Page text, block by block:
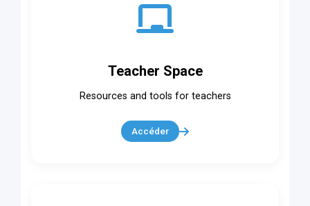
Teacher Space
Resources and tools for teachers
Accéder